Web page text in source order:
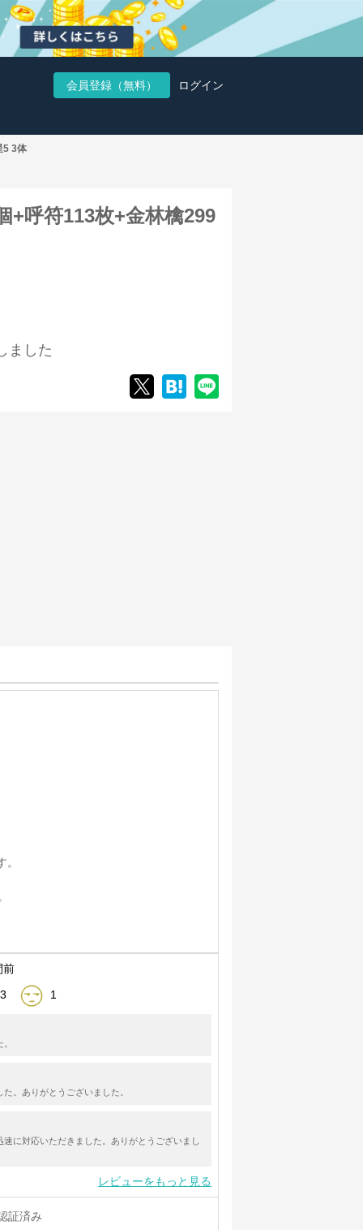
会員登録（無料） ログイン
5 3体
+呼符113枚+金林檎299
ました
前
3 1
。ありがとうございました。
に対応いただきました。ありがとうございまし
レビューをもっと見る
証済み